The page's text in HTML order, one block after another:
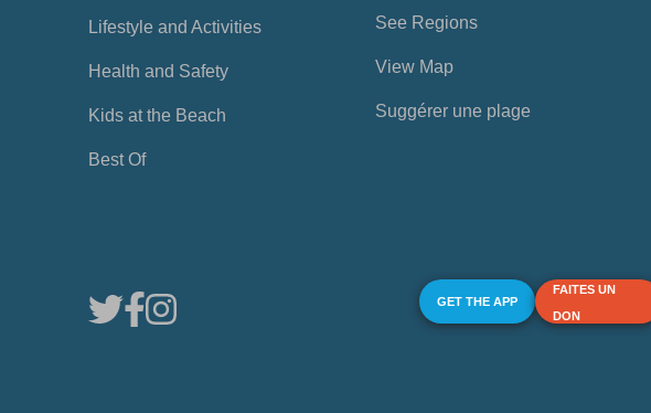
Lifestyle and Activities
Health and Safety
Kids at the Beach
Best Of
See Regions
View Map
Suggérer une plage
GET THE APP
FAITES UN
DON